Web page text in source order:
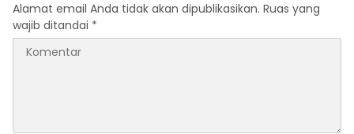
Alamat email Anda tidak akan dipublikasikan. Ruas yang
wajib ditandai *